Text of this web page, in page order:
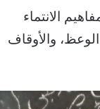
الانتماء
والأوقاف